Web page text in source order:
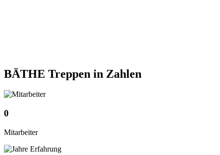
BÄTHE Treppen in Zahlen
0
Mitarbeiter